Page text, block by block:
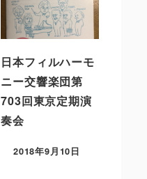
日本フィルハーモ
ニー交響楽団第
703回東京定期演
奏会
2018年9月10日